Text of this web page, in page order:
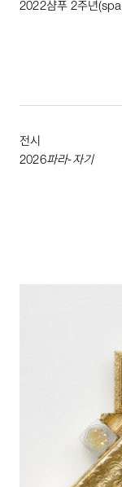
2022샴푸 2주년(spa
전시
2026파라-자기